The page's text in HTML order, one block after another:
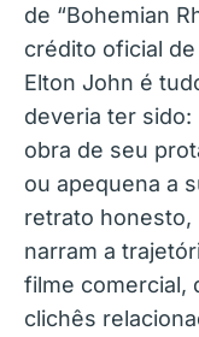
de “Bohemian
crédito oficial
Elton John é
deveria ter sido:
obra de seu
ou apequena a
retrato honesto,
narram a
filme comercial,
clichês